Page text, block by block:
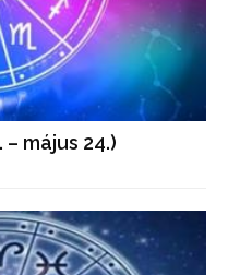
május 24.)